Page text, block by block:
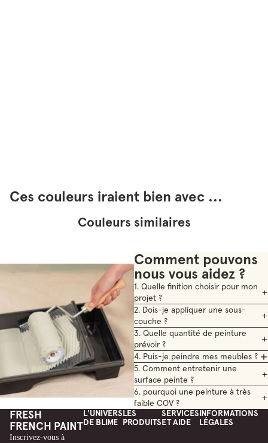
Ces couleurs iraient bien avec ...
Couleurs similaires
Comment pouvons
nous vous aidez ?
1. Quelle finition choisir pour mon
projet ?
2. Dois-je appliquer une sous-
couche ?
3. Quelle quantité de peinture
prévoir ?
4. Puis-je peindre mes meubles ?
5. Comment entretenir une
surface peinte ?
6. pourquoi une peinture à très
faible COV ?
FRESH
FRENCH PAINT
Inscrivez-vous à
L'UNIVERS
DE BLIME
LES
PRODUITS
SERVICES
ET AIDE
INFORMATIONS
LÉGALES